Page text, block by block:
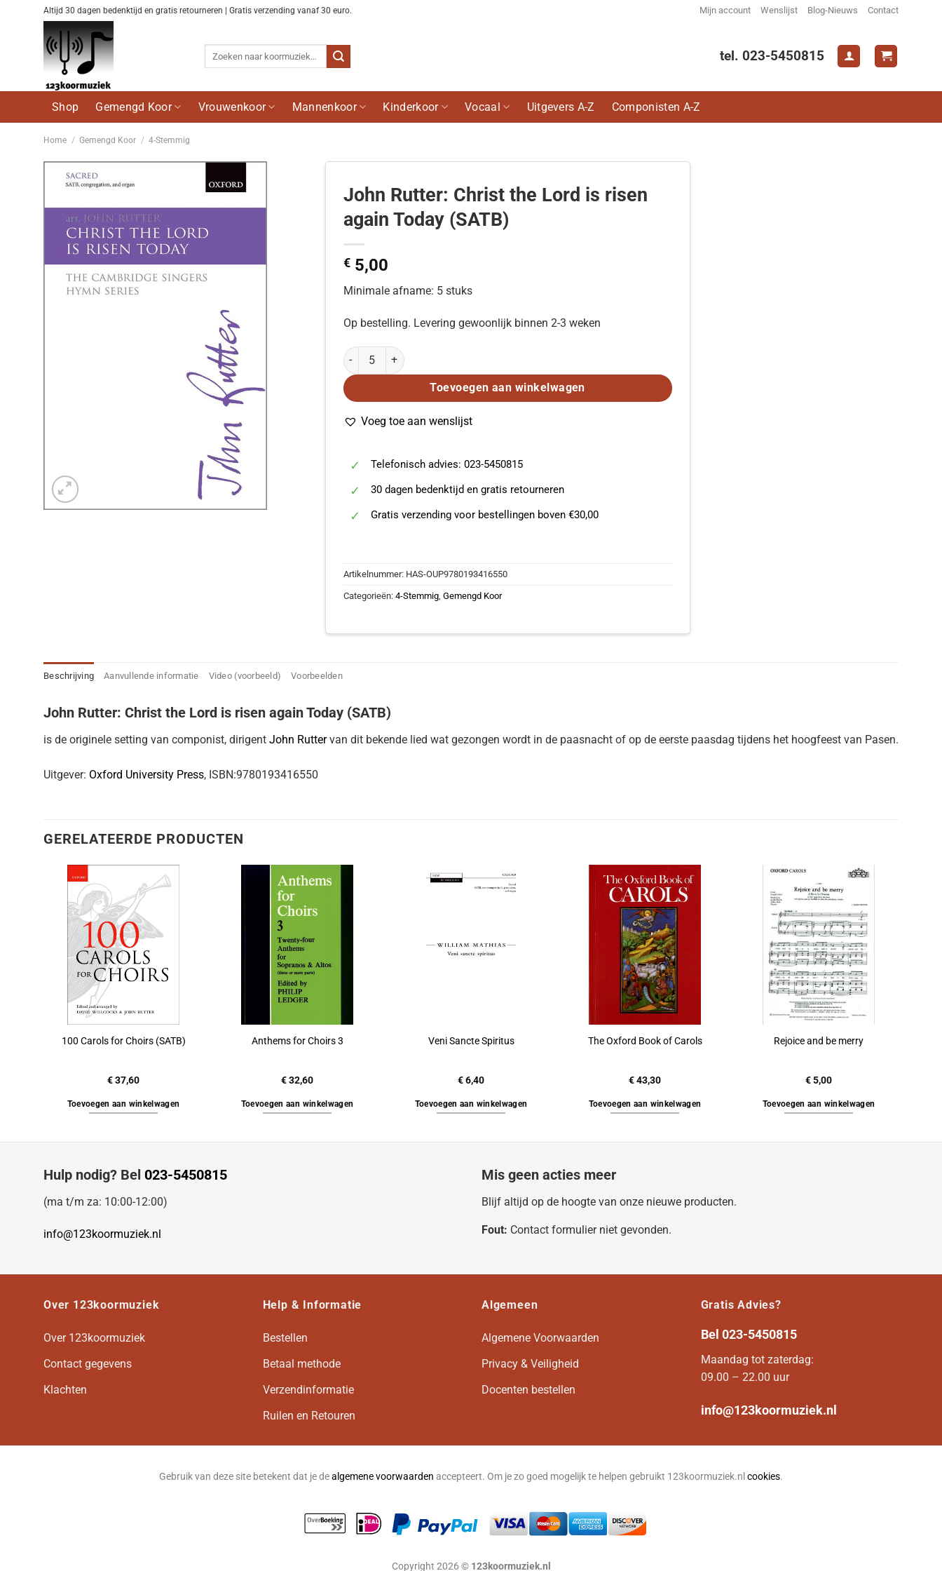
Altijd 30 dagen bedenktijd en gratis retourneren | Gratis verzending vanaf 30 euro. Mijn account Wenslijst Blog-Nieuws Contact
tel. 023-5450815
Shop Gemengd Koor Vrouwenkoor Mannenkoor Kinderkoor Vocaal Uitgevers A-Z Componisten A-Z
Home / Gemengd Koor / 4-Stemmig
Voeg
John Rutter: Christ the Lord is risen
again Today (SATB)
€5,00
Minimale afname: 5 stuks
Op bestelling. Levering gewoonlijk binnen 2-3 weken
John Rutter: Christ the Lord is risen again Today (SATB) aantal
Toevoegen aan winkelwagen
Voeg toe aan wenslijst
Telefonisch advies: 023-5450815
30 dagen bedenktijd en gratis retourneren
Gratis verzending voor bestellingen boven €30,00
Artikelnummer: HAS-OUP9780193416550
Categorieën: 4-Stemmig, Gemengd Koor
Beschrijving Aanvullende informatie Video (voorbeeld) Voorbeelden
John Rutter: Christ the Lord is risen again Today (SATB)
is de originele setting van componist, dirigent John Ruttervan dit bekende lied wat gezongen wordt in de paasnacht of op de eerste paasdag tijdens het hoogfeest van Pasen.
Uitgever: Oxford University Press, ISBN:9780193416550
GERELATEERDE PRODUCTEN
100 Carols for Choirs (SATB)
€37,60
Toevoegen aan winkelwagen
Anthems for Choirs 3
€32,60
Toevoegen aan winkelwagen
Veni Sancte Spiritus
€6,40
Toevoegen aan winkelwagen
The Oxford Book of Carols
€43,30
Toevoegen aan winkelwagen
Rejoice and be merry
€5,00
Toevoegen aan winkelwagen
Hulp nodig? Bel 023-5450815
(ma t/m za: 10:00-12:00)
info@123koormuziek.nl
Mis geen acties meer
Blijf altijd op de hoogte van onze nieuwe producten.
Fout: Contact formulier niet gevonden.
Over 123koormuziek
Over 123koormuziek
Contact gegevens
Klachten
Help & Informatie
Bestellen
Betaal methode
Verzendinformatie
Ruilen en Retouren
Algemeen
Algemene Voorwaarden
Privacy & Veiligheid
Docenten bestellen
Gratis Advies?
Bel 023-5450815
Maandag tot zaterdag:
09.00 – 22.00 uur
info@123koormuziek.nl
Gebruik van deze site betekent dat je dealgemene voorwaarden accepteert. Om je zo goed mogelijk te helpen gebruikt 123koormuziek.nl cookies.
Copyright 2026 © 123koormuziek.nl